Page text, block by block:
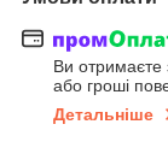
Ви отримаєте
або гроші
Детальніше